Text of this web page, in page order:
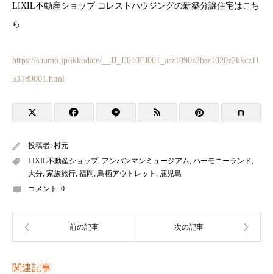
LIXIL不動産ショップ コレストハウジングの新築分譲住宅はこち
ら
https://suumo.jp/ikkodate/__JJ_JJ010FJ001_arz1090z2bsz1020z2kkcz11
53189001.html
投稿者: 村元
LIXIL不動産ショップ, アンパンマンミュージアム, ハーモニーランド,
大分, 家族旅行, 福岡, 鳥栖アウトレット , 鹿児島
コメント: 0
関連記事